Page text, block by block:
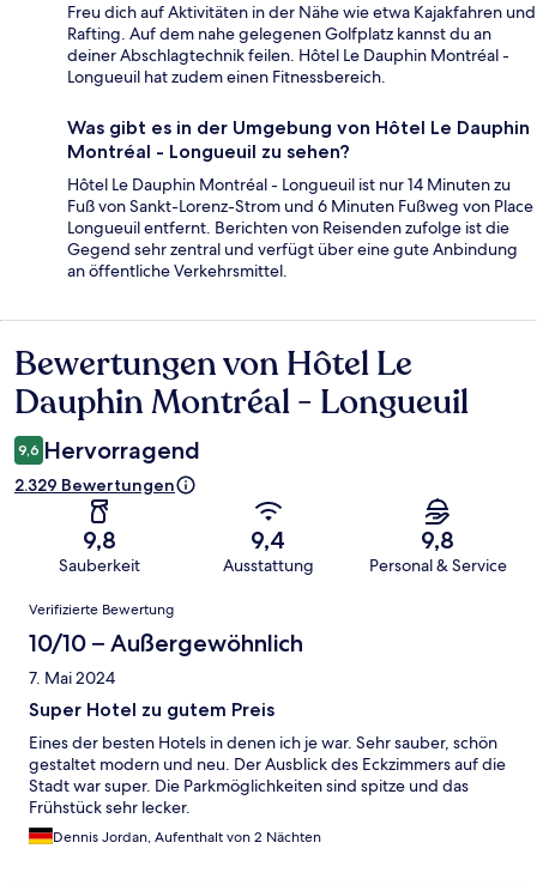
Freu dich auf Aktivitäten in der Nähe wie etwa Kajakfahren und
Rafting. Auf dem nahe gelegenen Golfplatz kannst du an
deiner Abschlagtechnik feilen. Hôtel Le Dauphin Montréal -
Longueuil hat zudem einen Fitnessbereich.
Was gibt es in der Umgebung von Hôtel Le Dauphin
Montréal - Longueuil zu sehen?
Hôtel Le Dauphin Montréal - Longueuil ist nur 14 Minuten zu
Fuß von Sankt-Lorenz-Strom und 6 Minuten Fußweg von Place
Longueuil entfernt. Berichten von Reisenden zufolge ist die
Gegend sehr zentral und verfügt über eine gute Anbindung
an öffentliche Verkehrsmittel.
Bewertungen
Bewertungen von Hôtel Le
Dauphin Montréal - Longueuil
9,6 Hervorragend
2.329 Bewertungen
9,8
Sauberkeit
9,4
Ausstattung
9,8
Personal & Service
Bewertungen
Verifizierte Bewertung
10/10 – Außergewöhnlich
7. Mai 2024
Super Hotel zu gutem Preis
Eines der besten Hotels in denen ich je war. Sehr sauber, schön
gestaltet modern und neu. Der Ausblick des Eckzimmers auf die
Stadt war super. Die Parkmöglichkeiten sind spitze und das
Frühstück sehr lecker.
Dennis Jordan, Aufenthalt von 2 Nächten